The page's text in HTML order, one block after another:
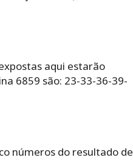
aqui estarão
6859 são: 23-33-36-39-
números do resultado de